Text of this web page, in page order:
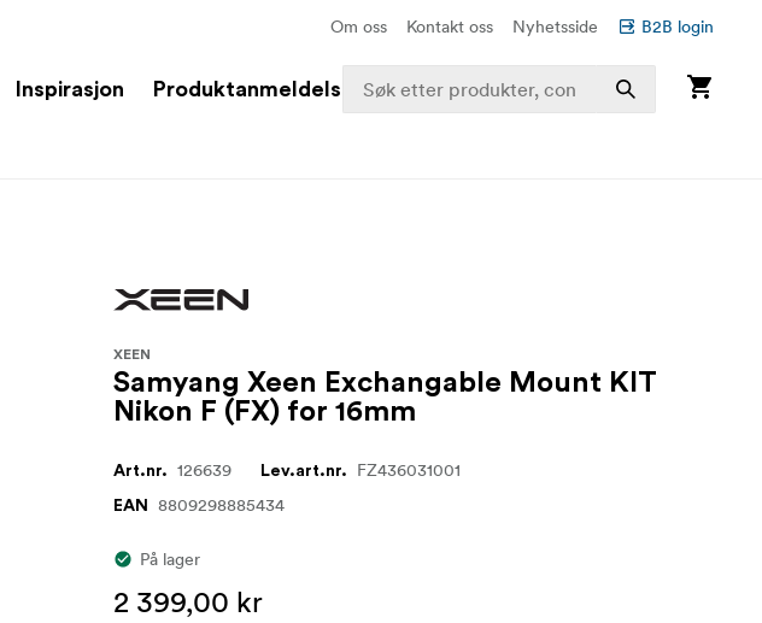
Om oss Kontakt oss Nyhetsside B2B login
Inspirasjon Produktanmeldelser
XEEN
Samyang Xeen Exchangable Mount KIT
Nikon F (FX) for 16mm
Art.nr. 126639 Lev.art.nr. FZ436031001
EAN 8809298885434
På lager
2 399,00 kr